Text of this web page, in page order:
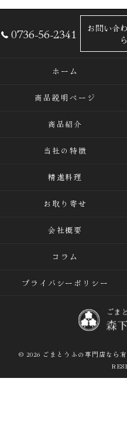
0736-56-2341
お問い合
ら
ホーム
商品説明ページ
商品紹介
当社の特徴
精進料理
お取り寄せ
会社概要
コラム
プライバシーポリシー
© 2026 ごまとうふの専門店なら